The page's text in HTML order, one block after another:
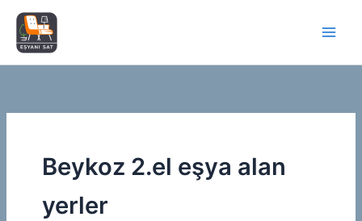
İçeriğe
Beykoz 2.el eşya alan
yerler